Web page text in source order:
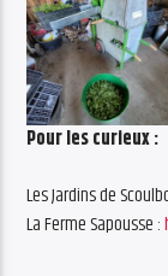
Pour les curieux :
Les Jardins de
La Ferme Sapousse :